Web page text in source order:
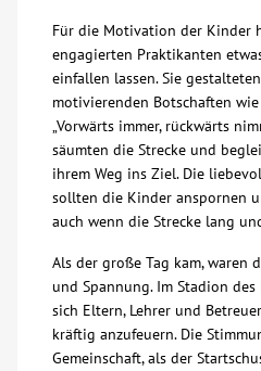
Mitmachen
Karriere
Ausbildung
Glossar
Suche
Kontakt
Für die Motivation der Kinder
engagierten Praktikanten
einfallen lassen. Sie
motivierenden Botschaften wie
„Vorwärts immer, rückwärts
säumten die Strecke und
ihrem Weg ins Ziel. Die
sollten die Kinder anspornen
auch wenn die Strecke lang
Als der große Tag kam, waren
und Spannung. Im Stadion
sich Eltern, Lehrer und
kräftig anzufeuern. Die
Gemeinschaft, als der